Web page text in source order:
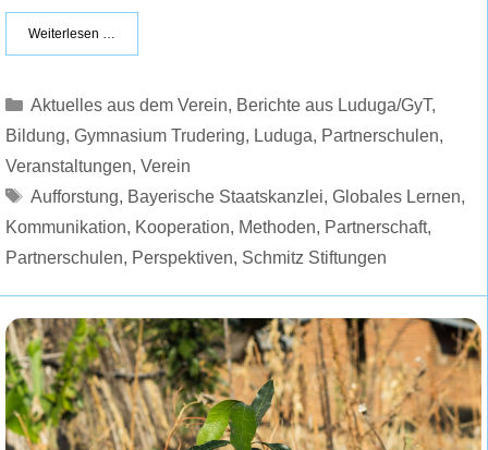
Weiterlesen …
Kategorien
Aktuelles aus dem Verein, Berichte aus Luduga/GyT,
Bildung, Gymnasium Trudering, Luduga, Partnerschulen,
Veranstaltungen, Verein
Schlagwörter
Aufforstung, Bayerische Staatskanzlei, Globales Lernen,
Kommunikation, Kooperation, Methoden, Partnerschaft,
Partnerschulen, Perspektiven, Schmitz Stiftungen